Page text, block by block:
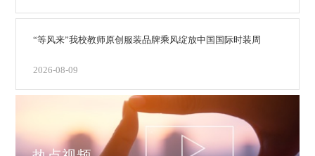
“等风来”我校教师原创服装品牌乘风绽放中国国际时装周
2026-08-09